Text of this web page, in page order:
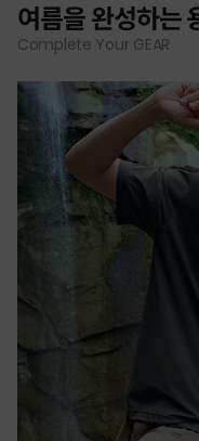
여름을 완성하는
Complete Your GEAR